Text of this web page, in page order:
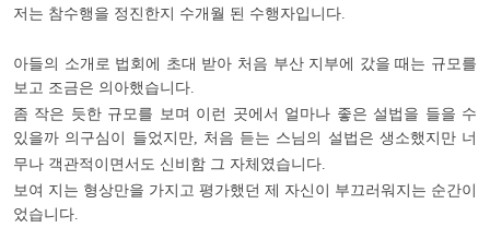
저는 참수행을 정진한지 수개월 된 수행자입니다.
아들의 소개로 법회에 초대 받아 처음 부산 지부에 갔을 때는 규모를
보고 조금은 의아했습니다.
좀 작은 듯한 규모를 보며 이런 곳에서 얼마나 좋은 설법을 들을 수
있을까 의구심이 들었지만, 처음 듣는 스님의 설법은 생소했지만 너
무나 객관적이면서도 신비함 그 자체였습니다.
보여 지는 형상만을 가지고 평가했던 제 자신이 부끄러워지는 순간이
었습니다.